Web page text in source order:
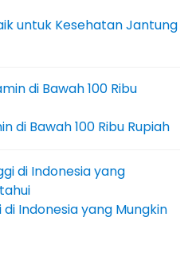
untuk Kesehatan Jantung
di Bawah 100 Ribu Rupiah
Indonesia yang Mungkin